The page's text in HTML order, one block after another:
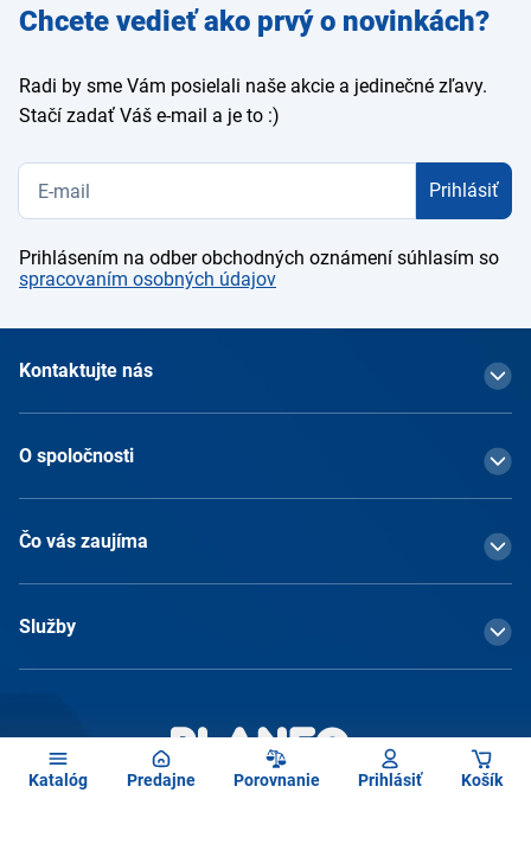
Katalóg Predajne Porovnanie Prihlásiť Košík
Zadajte
e-mail
Chcete vedieť ako prvý o novinkách?
Radi by sme Vám posielali naše akcie a jedinečné zľavy.
Stačí zadať Váš e-mail a je to :)
Prihlásiť
Prihlásením na odber obchodných oznámení súhlasím so
spracovaním osobných údajov
Kontaktujte nás
O spoločnosti
Čo vás zaujíma
Služby